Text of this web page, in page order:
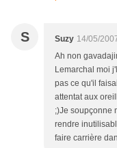
S Suzy 14/05/
Ah non
Lemarchal moi
pas ce qu'il
attentat aux
;)Je soupçonne
rendre
faire carrière